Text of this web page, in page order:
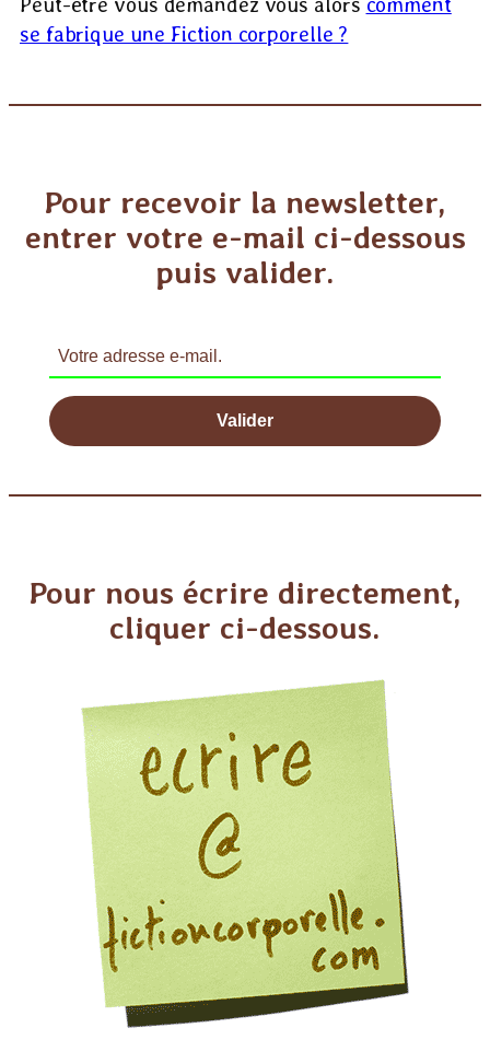
se fabrique une Fiction corporelle ?
Pour recevoir la newsletter,
entrer votre e-mail ci-dessous
puis valider.
Pour nous écrire directement,
cliquer ci-dessous.